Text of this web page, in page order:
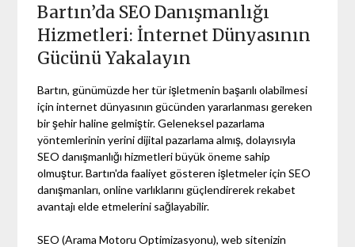
Bartın’da SEO Danışmanlığı
Hizmetleri: İnternet Dünyasının
Gücünü Yakalayın
Bartın, günümüzde her tür işletmenin başarılı olabilmesi
için internet dünyasının gücünden yararlanması gereken
bir şehir haline gelmiştir. Geleneksel pazarlama
yöntemlerinin yerini dijital pazarlama almış, dolayısıyla
SEO danışmanlığı hizmetleri büyük öneme sahip
olmuştur. Bartın'da faaliyet gösteren işletmeler için SEO
danışmanları, online varlıklarını güçlendirerek rekabet
avantajı elde etmelerini sağlayabilir.
SEO (Arama Motoru Optimizasyonu), web sitenizin